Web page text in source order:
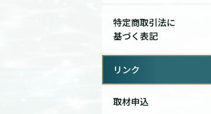
特定商取引法に
基づく表記
リンク
取材申込